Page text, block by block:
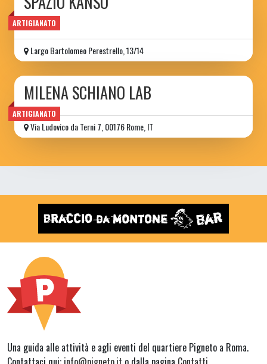
ARTIGIANATO
ceramica
Largo Bartolomeo Perestrello, 13/14
ARTIGIANATO
MILENA SCHIANO LAB
Via Ludovico da Terni 7, 00176 Rome, IT
Una guida alle attività e agli eventi del quartiere Pigneto a Roma.